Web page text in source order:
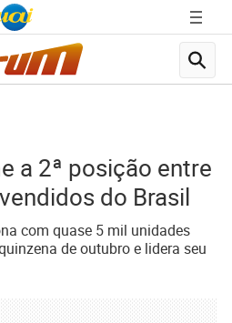
a 2ª posição entre
do Brasil
com quase 5 mil unidades
de outubro e lidera seu